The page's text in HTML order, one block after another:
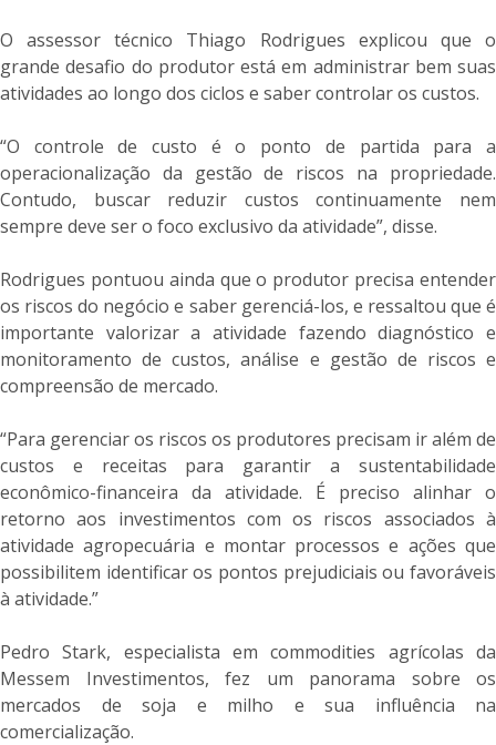
O assessor técnico Thiago Rodrigues explicou que o
grande desafio do produtor está em administrar bem suas
atividades ao longo dos ciclos e saber controlar os custos.
“O controle de custo é o ponto de partida para a
operacionalização da gestão de riscos na propriedade.
Contudo, buscar reduzir custos continuamente nem
sempre deve ser o foco exclusivo da atividade”, disse.
Rodrigues pontuou ainda que o produtor precisa entender
os riscos do negócio e saber gerenciá-los, e ressaltou que é
importante valorizar a atividade fazendo diagnóstico e
monitoramento de custos, análise e gestão de riscos e
compreensão de mercado.
“Para gerenciar os riscos os produtores precisam ir além de
custos e receitas para garantir a sustentabilidade
econômico-financeira da atividade. É preciso alinhar o
retorno aos investimentos com os riscos associados à
atividade agropecuária e montar processos e ações que
possibilitem identificar os pontos prejudiciais ou favoráveis
à atividade.”
Pedro Stark, especialista em commodities agrícolas da
Messem Investimentos, fez um panorama sobre os
mercados de soja e milho e sua influência na
comercialização.